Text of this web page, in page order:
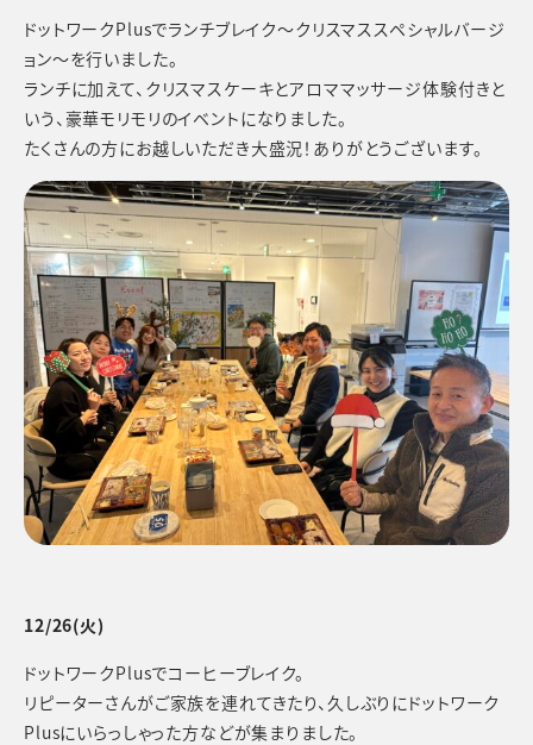
ドットワークPlusでランチブレイク〜クリスマススペシャルバージ
ョン〜を行いました。
ランチに加えて、クリスマスケーキとアロママッサージ体験付きと
いう、豪華モリモリのイベントになりました。
たくさんの方にお越しいただき大盛況！ありがとうございます。
12/26(火)
ドットワークPlusでコーヒーブレイク。
リピーターさんがご家族を連れてきたり、久しぶりにドットワーク
Plusにいらっしゃった方などが集まりました。